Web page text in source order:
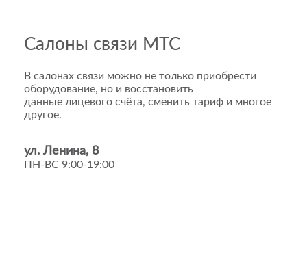
Салоны связи МТС
В салонах связи можно не только приобрести
оборудование, но и восстановить
данные лицевого счёта, сменить тариф и многое
другое.
ул. Ленина, 8
ПН-ВС 9:00-19:00